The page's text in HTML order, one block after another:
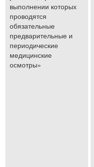
выполнении которых
проводятся
обязательные
предварительные и
периодические
медицинские
осмотры»